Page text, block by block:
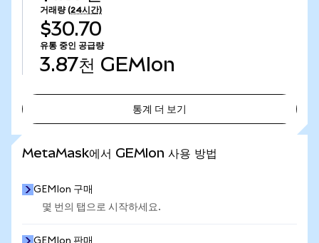
거래량 (24시간)
$30.70
유통 중인 공급량
3.87천 GEMIon
통계 더 보기
MetaMask에서 GEMIon 사용 방법
GEMIon 구매
몇 번의 탭으로 시작하세요.
GEMIon 판매